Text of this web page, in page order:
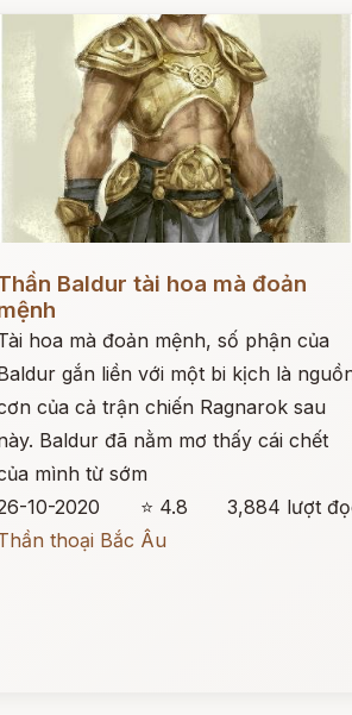
ngay
Baldur tài hoa mà đoản
hoa mà đoản mệnh, số phận của
gắn liền với một bi kịch là
của cả trận chiến Ragnarok sau
Baldur đã nằm mơ thấy cái chết
mình từ sớm
10-2020
⭐ 4.8
3,884 lượt
thoại Bắc Âu